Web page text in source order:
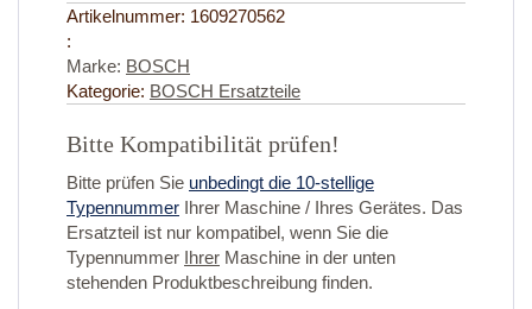
Artikelnummer: 1609270562
:
Marke: BOSCH
Kategorie: BOSCH Ersatzteile
Bitte Kompatibilität prüfen!
Bitte prüfen Sie unbedingt die 10-stellige
Typennummer Ihrer Maschine / Ihres Gerätes. Das
Ersatzteil ist nur kompatibel, wenn Sie die
Typennummer Ihrer Maschine in der unten
stehenden Produktbeschreibung finden.